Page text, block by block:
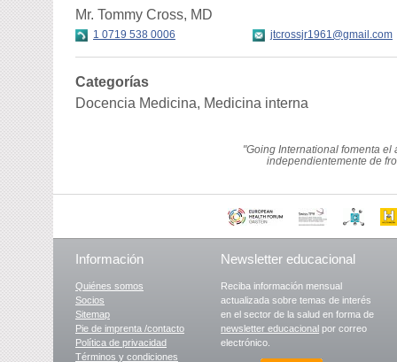
Mr. Tommy Cross, MD
1 0719 538 0006 jtcrossjr1961@gmail.com
Categorías
Docencia Medicina, Medicina interna
"Going International fomenta
independientemente de
Información
Quiénes somos
Socios
Sitemap
Pie de imprenta /contacto
Política de privacidad
Términos y condiciones
Newsletter educacional
Reciba información mensual
actualizada sobre temas de interés
en el sector de la salud en forma de
newsletter educacional por correo
electrónico.